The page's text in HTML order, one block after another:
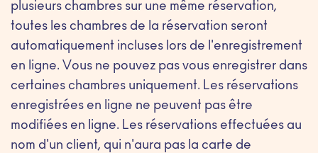
plusieurs chambres sur une même réservation,
toutes les chambres de la réservation seront
automatiquement incluses lors de l'enregistrement
en ligne. Vous ne pouvez pas vous enregistrer dans
certaines chambres uniquement. Les réservations
enregistrées en ligne ne peuvent pas être
modifiées en ligne. Les réservations effectuées au
nom d'un client, qui n'aura pas la carte de